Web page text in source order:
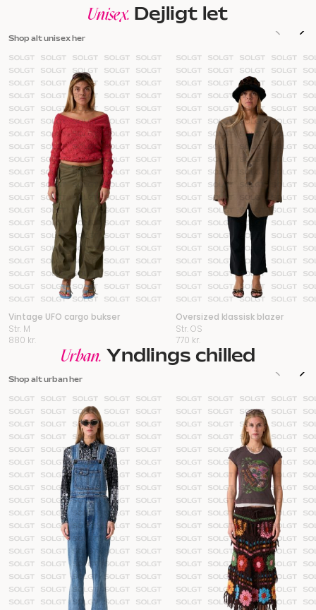
Unisex. Dejligt let
Shop alt unisex her
Vintage UFO cargo bukser
Str. M
880 kr.
Oversized klassisk blazer
Str. OS
770 kr.
Urban. Yndlings chilled
Shop alt urban her